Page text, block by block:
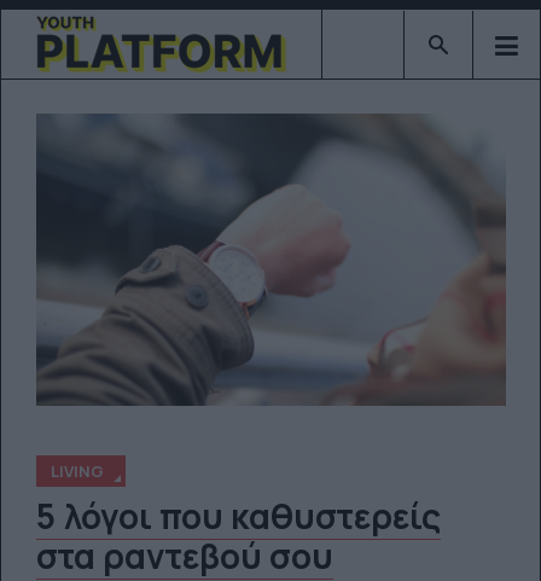
Type 2 or
LIVING
5 λόγοι που καθυστερείς
στα ραντεβού σου